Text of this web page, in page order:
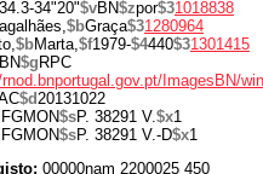
34"20"$vBN$zpor$31018838
$bGraça$31280964
$bMarta,$f1979-$4440$31301415
BN$g RPC
ImagesBN/
$d20131022
FGMON$sP. 38291 V.$x1
FGMON$sP. 38291 V.-D$x1
00000nam 2200025 450